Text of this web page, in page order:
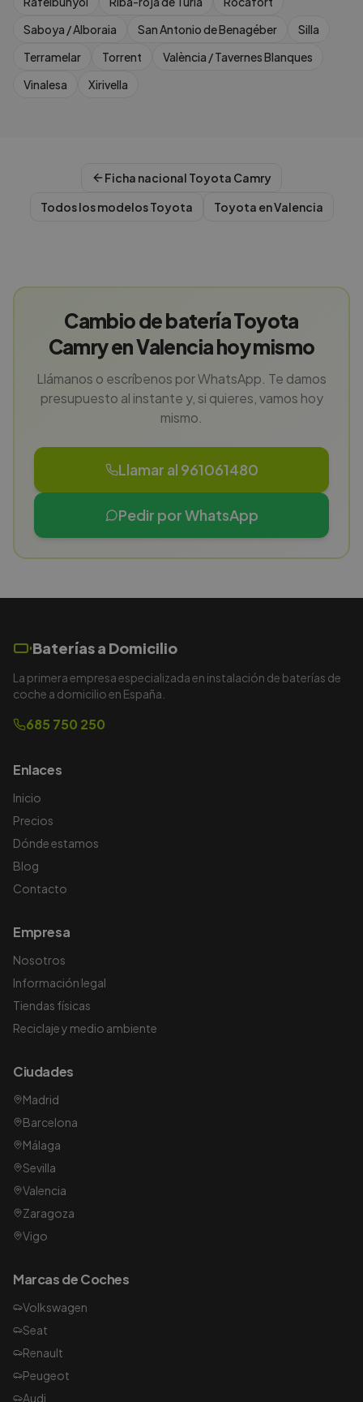
Saboya / Alboraia
San Antonio de Benagéber
Silla
Terramelar
Torrent
València / Tavernes Blanques
Vinalesa
Xirivella
Ficha nacional Toyota Camry
Todos los modelosToyota Toyota enValencia
Cambio de batería Toyota
Camry en Valencia hoy mismo
Llámanos o escríbenos por WhatsApp. Te damos
presupuesto al instante y, si quieres, vamos hoy
mismo.
Llamar al 961061480
Pedir por WhatsApp
Baterías a Domicilio
La primera empresa especializada en instalación de baterías de
coche a domicilio en España.
685 750 250
Enlaces
Inicio
Precios
Dónde estamos
Blog
Contacto
Empresa
Nosotros
Información legal
Tiendas físicas
Reciclaje y medio ambiente
Ciudades
Madrid
Barcelona
Málaga
Sevilla
Valencia
Zaragoza
Vigo
Marcas de Coches
Volkswagen
Seat
Renault
Peugeot
Audi